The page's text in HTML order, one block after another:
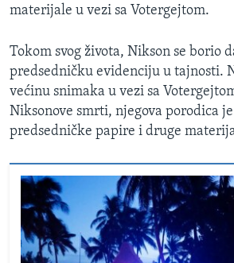
materijale u vezi sa Votergejtom.
Tokom svog života, Nikson se borio
predsedničku evidenciju u tajnosti.
većinu snimaka u vezi sa
Niksonove smrti, njegova porodica
predsedničke papire i druge